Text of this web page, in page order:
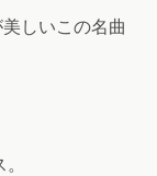
しいこの名曲